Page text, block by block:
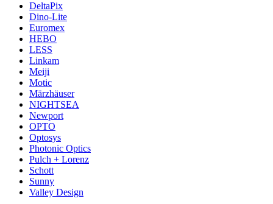
DeltaPix
Dino-Lite
Euromex
HEBO
LESS
Linkam
Meiji
Motic
Märzhäuser
NIGHTSEA
Newport
OPTO
Optosys
Photonic Optics
Pulch + Lorenz
Schott
Sunny
Valley Design